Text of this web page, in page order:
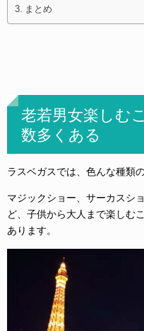
まとめ
老若男女楽しむ
数多くある
ラスベガスでは、色んな種類
マジックショー、サーカスシ
ど、子供から大人まで楽しむ
あります。